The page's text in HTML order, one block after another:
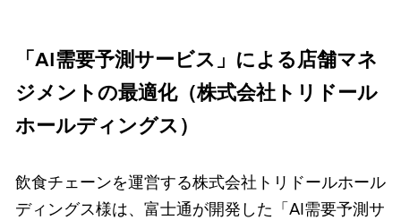
「AI需要予測サービス」による店舗マネ
ジメントの最適化（株式会社トリドール
ホールディングス）
飲食チェーンを運営する株式会社トリドールホール
ディングス様は、富士通が開発した「AI需要予測サ